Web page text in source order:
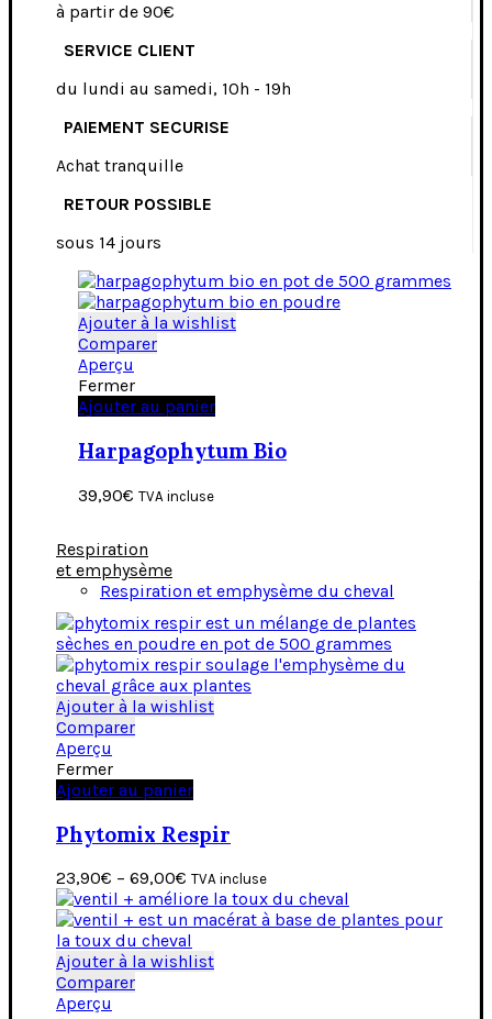
à partir de 90€
SERVICE CLIENT
du lundi au samedi, 10h - 19h
PAIEMENT SECURISE
Achat tranquille
RETOUR POSSIBLE
sous 14 jours
Ajouter à la wishlist
Comparer
Aperçu
Fermer
Ajouter au panier
Harpagophytum Bio
39,90€ TVA incluse
Respiration
et emphysème
Respiration et emphysème du cheval
Ajouter à la wishlist
Comparer
Aperçu
Fermer
Ajouter au panier
Phytomix Respir
23,90€ – 69,00€ TVA incluse
Ajouter à la wishlist
Comparer
Aperçu